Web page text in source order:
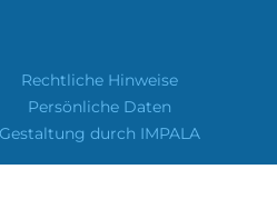
Rechtliche Hinweise
Persönliche Daten
Gestaltung durch IMPALA